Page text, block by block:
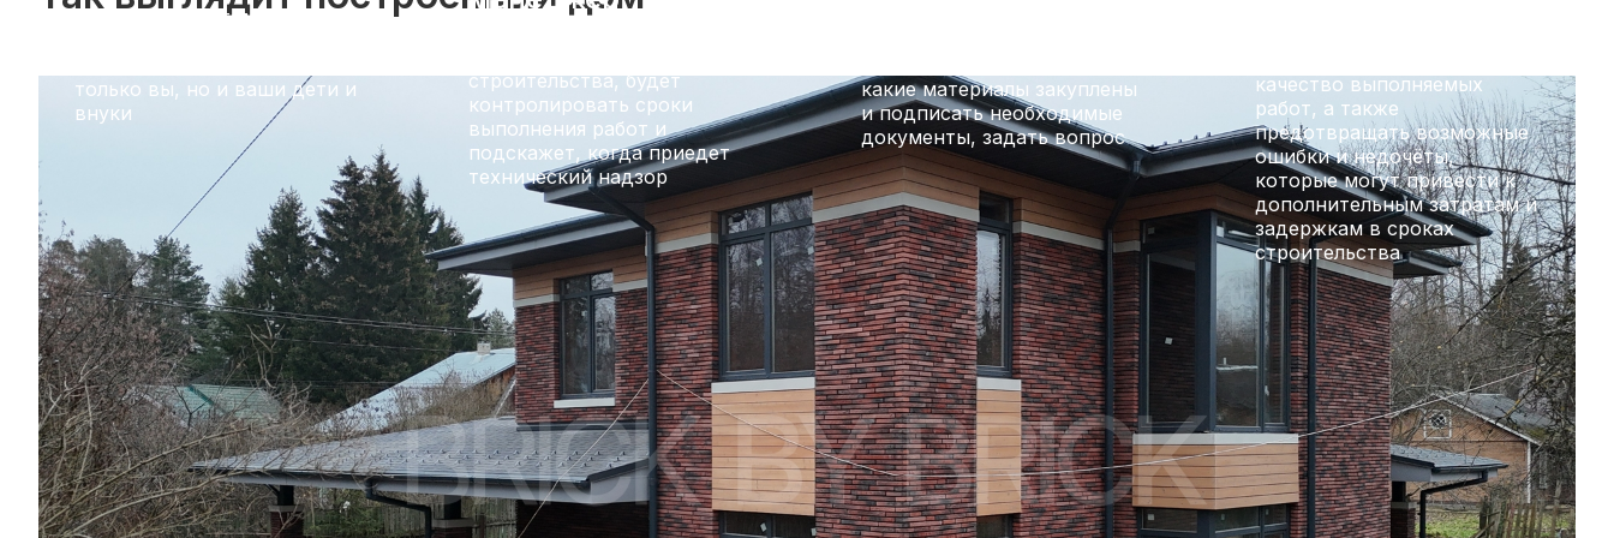
Мы уверены в том, что
только вы, но и ваши дети и
внуки
строительства, будет
контролировать сроки
выполнения работ и
подскажет, когда приедет
технический надзор
какие материалы закуплены
и подписать необходимые
документы, задать вопрос
качество выполняемых
работ, а также
предотвращать возможные
ошибки и недочёты,
которые могут привести к
дополнительным затратам и
задержкам в сроках
строительства